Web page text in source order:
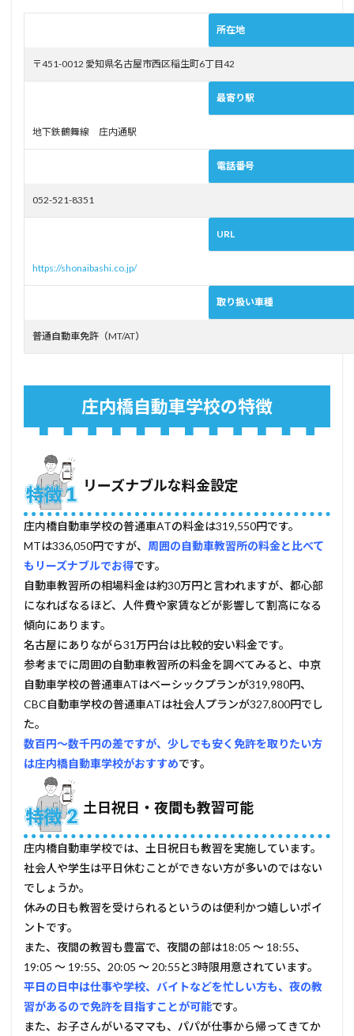
学校
3.1
リー
に教
夜間
に教
方
人、
他所
に相
談し
た方
がい
い人
4.1
仮免
許の
試験
も土
日祝
けた
い人
4.2
2週間
業し
たい
人
庄内
橋自
動車
学校
の口
コ
ミ・
5.1
評価
悪い
評価
所在地
〒451-0012 愛知県名古屋市西区稲生町6丁目42
最寄り駅
地下鉄鶴舞線 庄内通駅
電話番号
052-521-8351
URL
https://shonaibashi.co.jp/
取り扱い車種
普通自動車免許（MT/AT）
庄内橋自動車学校の特徴
リーズナブルな料金設定
庄内橋自動車学校の普通車ATの料金は319,550円です。
MTは336,050円ですが、 周囲の自動車教習所の料金と比べて
もリーズナブルでお得です。
自動車教習所の相場料金は約30万円と言われますが、都心部
になればなるほど、人件費や家賃などが影響して割高になる
傾向にあります。
名古屋にありながら31万円台は比較的安い料金です。
参考までに周囲の自動車教習所の料金を調べてみると、中京
自動車学校の普通車ATはベーシックプランが319,980円、
CBC自動車学校の普通車ATは社会人プランが327,800円でし
た。
数百円～数千円の差ですが、少しでも安く免許を取りたい方
は庄内橋自動車学校がおすすめです。
土日祝日・夜間も教習可能
庄内橋自動車学校では、土日祝日も教習を実施しています。
社会人や学生は平日休むことができない方が多いのではない
でしょうか。
休みの日も教習を受けられるというのは便利かつ嬉しいポイ
ントです。
また、夜間の教習も豊富で、夜間の部は18:05 ～ 18:55、
19:05 ～ 19:55、20:05 ～ 20:55と3時限用意されています。
平日の日中は仕事や学校、バイトなどを忙しい方も、夜の教
習があるので免許を目指すことが可能です。
また、お子さんがいるママも、パパが仕事から帰ってきてか